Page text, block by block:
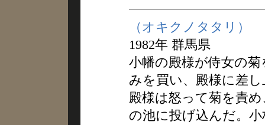
（オキクノタタリ）
1982年 群馬県
小幡の殿様が侍女の
みを買い、殿様に差
殿様は怒って菊を責
の池に投げ込んだ。